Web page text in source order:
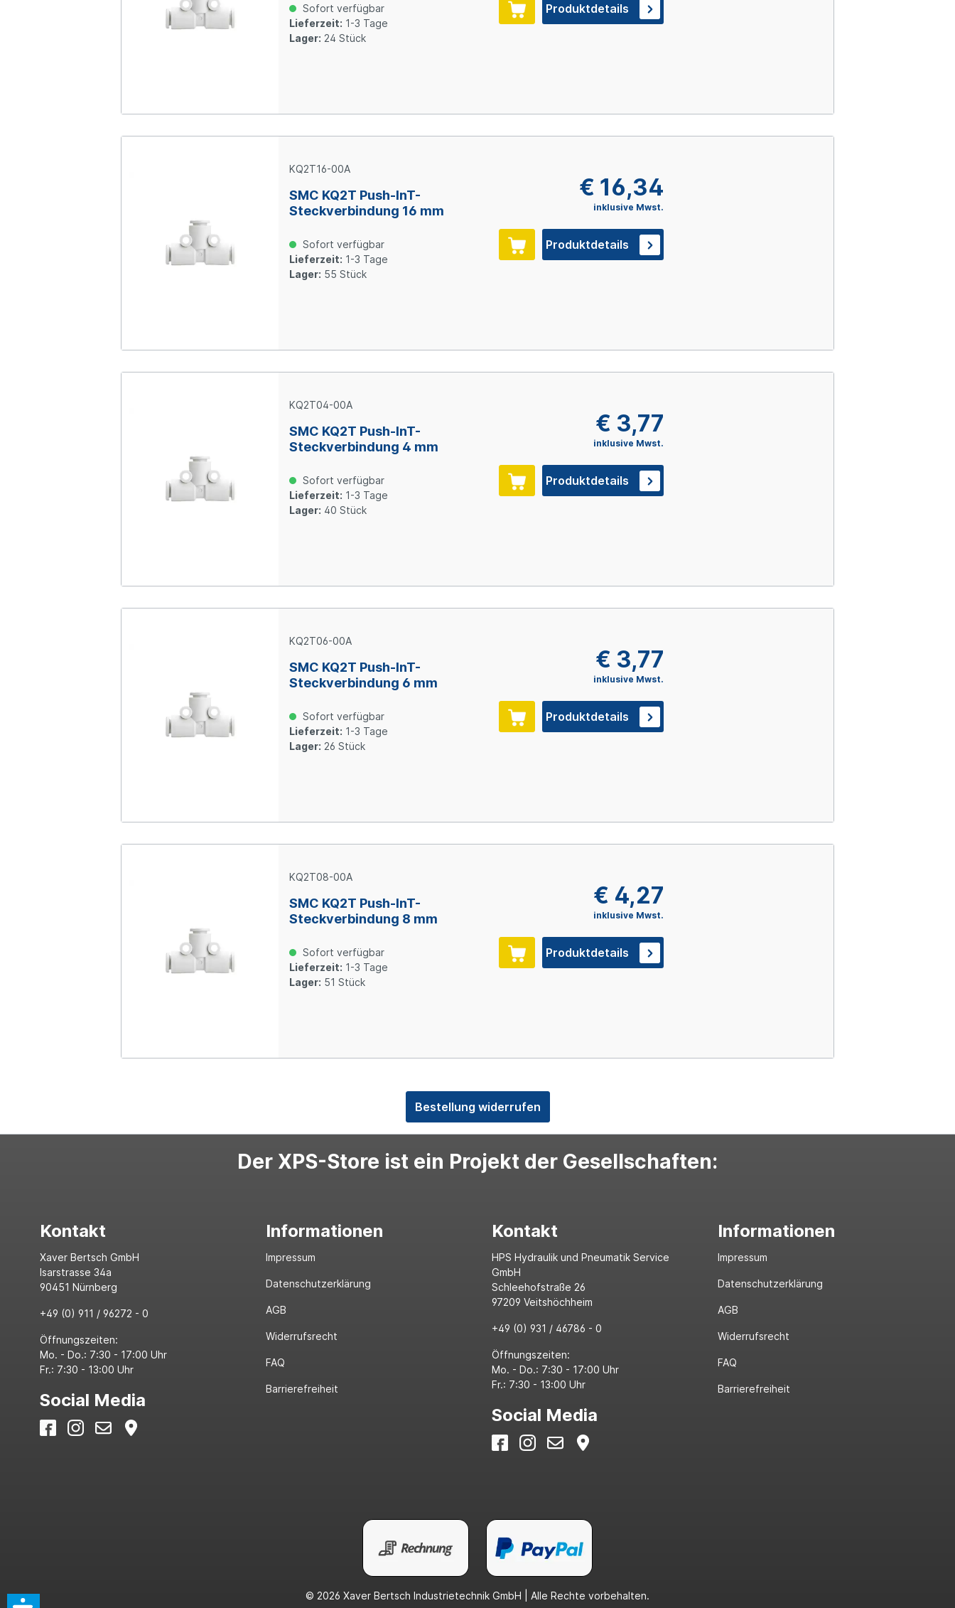
Sofort verfügbar
Lieferzeit: 1-3 Tage
Lager: 24 Stück
Produktdetails
KQ2T16-00A
SMC KQ2T Push-InT-
Steckverbindung 16 mm
Sofort verfügbar
Lieferzeit: 1-3 Tage
Lager: 55 Stück
€ 16,34
inklusive Mwst.
Produktdetails
KQ2T04-00A
SMC KQ2T Push-InT-
Steckverbindung 4 mm
Sofort verfügbar
Lieferzeit: 1-3 Tage
Lager: 40 Stück
€ 3,77
inklusive Mwst.
Produktdetails
KQ2T06-00A
SMC KQ2T Push-InT-
Steckverbindung 6 mm
Sofort verfügbar
Lieferzeit: 1-3 Tage
Lager: 26 Stück
€ 3,77
inklusive Mwst.
Produktdetails
KQ2T08-00A
SMC KQ2T Push-InT-
Steckverbindung 8 mm
Sofort verfügbar
Lieferzeit: 1-3 Tage
Lager: 51 Stück
€ 4,27
inklusive Mwst.
Produktdetails
Bestellung widerrufen
Der XPS-Store ist ein Projekt der Gesellschaften:
Kontakt
Xaver Bertsch GmbH
Isarstrasse 34a
90451 Nürnberg
+49 (0) 911 / 96272 - 0
Öffnungszeiten:
Mo. - Do.: 7:30 - 17:00 Uhr
Fr.: 7:30 - 13:00 Uhr
Social Media
Informationen
Impressum
Datenschutzerklärung
AGB
Widerrufsrecht
FAQ
Barrierefreiheit
Kontakt
HPS Hydraulik und Pneumatik Service
GmbH
Schleehofstraße 26
97209 Veitshöchheim
+49 (0) 931 / 46786 - 0
Öffnungszeiten:
Mo. - Do.: 7:30 - 17:00 Uhr
Fr.: 7:30 - 13:00 Uhr
Social Media
Informationen
Impressum
Datenschutzerklärung
AGB
Widerrufsrecht
FAQ
Barrierefreiheit
© 2026 Xaver Bertsch Industrietechnik GmbH | Alle Rechte vorbehalten.